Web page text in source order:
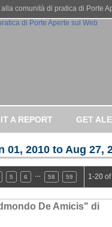
comunità di pratica di Porte
A REPORT GET
01, 2010 to Aug 27,
5 6 58 59 1-20
De Amicis" di